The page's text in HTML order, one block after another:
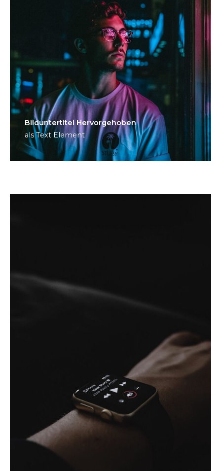
Bild­unter­titel Hervorgehoben
als Text Element